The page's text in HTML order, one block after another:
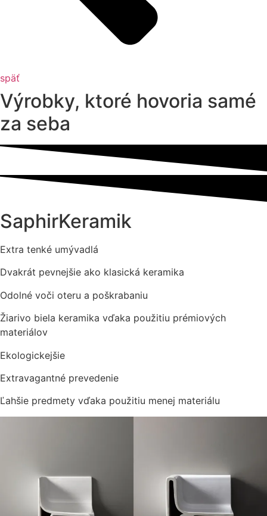
späť
Výrobky, ktoré hovoria samé
za seba
SaphirKeramik
Extra tenké umývadlá
Dvakrát pevnejšie ako klasická keramika
Odolné voči oteru a poškrabaniu
Žiarivo biela keramika vďaka použitiu prémiových
materiálov
Ekologickejšie
Extravagantné prevedenie
Ľahšie predmety vďaka použitiu menej materiálu